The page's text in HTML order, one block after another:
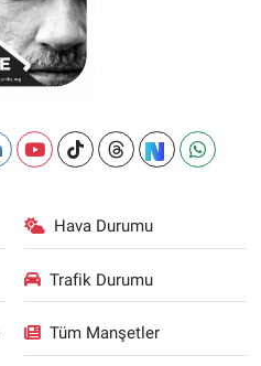
Hava Durumu
Trafik Durumu
Tüm Manşetler